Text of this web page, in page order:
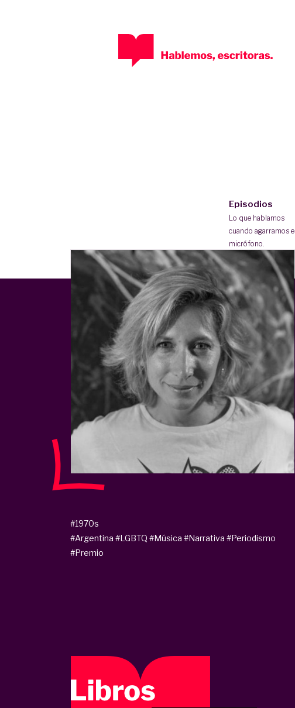
Episodios
Lo que hablamos
cuando agarramos el
micrófono.
#1970s
#Argentina #LGBTQ #Música #Narrativa #Periodismo
#Premio